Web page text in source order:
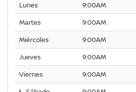
Lunes
9:00AM
Martes
9:00AM
Miércoles
9:00AM
Jueves
9:00AM
Viernes
9:00AM